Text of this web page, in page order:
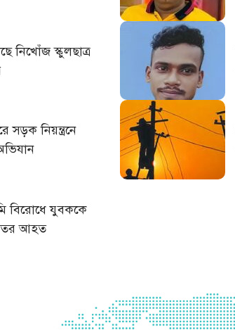
নিখোঁজ স্কুলছাত্র
সড়ক নিয়ন্ত্রনে
বিরোধে যুবককে
আহত